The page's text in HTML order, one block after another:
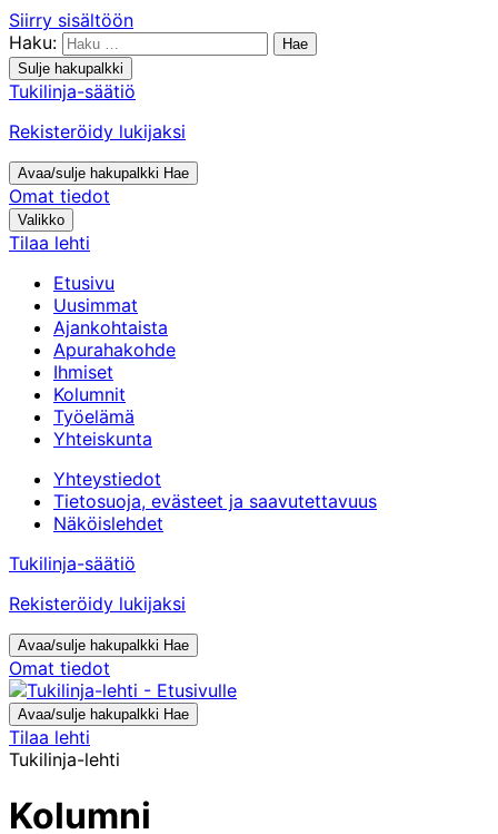
Siirry sisältöön
Haku:
Sulje hakupalkki
Tukilinja-säätiö
Rekisteröidy lukijaksi
Avaa/sulje hakupalkki Hae
Omat tiedot
Valikko
Tilaa lehti
Etusivu
Uusimmat
Ajankohtaista
Apurahakohde
Ihmiset
Kolumnit
Työelämä
Yhteiskunta
Yhteystiedot
Tietosuoja, evästeet ja saavutettavuus
Näköislehdet
Tukilinja-säätiö
Rekisteröidy lukijaksi
Avaa/sulje hakupalkki Hae
Omat tiedot
Avaa/sulje hakupalkki Hae
Tilaa lehti
Tukilinja-lehti
Kolumni